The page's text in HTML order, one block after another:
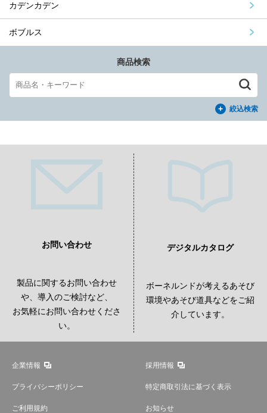
カデンカデン
ボブルス
商品検索
絞込検索
お問い合わせ
製品に関するお問い合わせ
や、導入のご検討など、
お気軽にお問い合わせくださ
い。
デジタルカタログ
ボーネルンドが考えるあそび
環境やあそび道具などをご紹
介しています。
企業情報 採用情報
プライバシーポリシー 特定商取引法に基づく表示
ご利用規約 お知らせ